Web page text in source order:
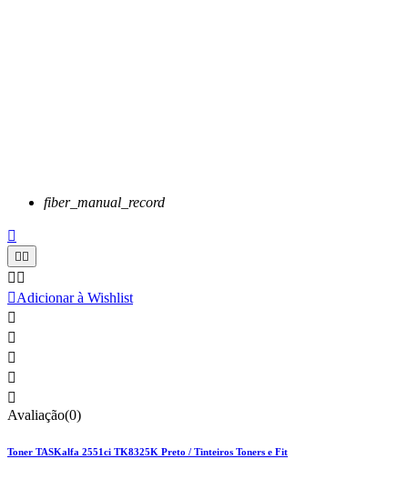
fiber_manual_record

 
 
Adicionar à Wishlist





Avaliação(0)
Toner TASKalfa 2551ci TK8325K Preto / Tinteiros Toners e Fit